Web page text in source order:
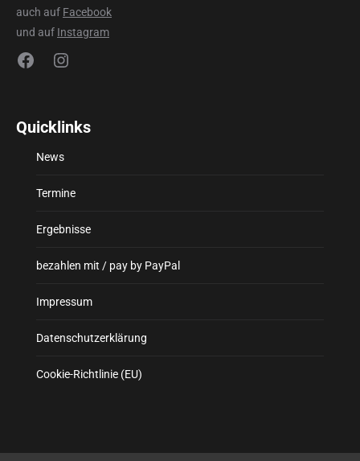
auch auf Facebook
und auf Instagram
FacebookInstagram
Quicklinks
News
Termine
Ergebnisse
bezahlen mit / pay by PayPal
Impressum
Datenschutzerklärung
Cookie-Richtlinie (EU)